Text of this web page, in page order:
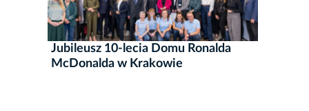
Jubileusz 10-lecia Domu Ronalda
McDonalda w Krakowie